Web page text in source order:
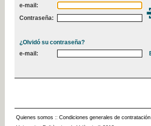
e-mail:
Contraseña:
¿Olvidó su contraseña?
e-mail:
Quienes somos :: Condiciones generales de contratación